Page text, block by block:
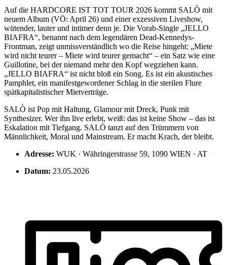
Auf die HARDCORE IST TOT TOUR 2026 kommt SALÒ mit
neuem Album (VÖ: April 26) und einer exzessiven Liveshow,
wütender, lauter und intimer denn je. Die Vorab-Single „JELLO
BIAFRA“, benannt nach dem legendären Dead-Kennedys-
Frontman, zeigt unmissverständlich wo die Reise hingeht: „Miete
wird nicht teurer – Miete wird teurer gemacht“ – ein Satz wie eine
Guillotine, bei der niemand mehr den Kopf wegziehen kann.
„JELLO BIAFRA“ ist nicht bloß ein Song. Es ist ein akustisches
Pamphlet, ein manifestgewordener Schlag in die sterilen Flure
spätkapitalistischer Mietverträge.
SALÒ ist Pop mit Haltung, Glamour mit Dreck, Punk mit
Synthesizer. Wer ihn live erlebt, weiß: das ist keine Show – das ist
Eskalation mit Tiefgang. SALÒ tanzt auf den Trümmern von
Männlichkeit, Moral und Mainstream. Er macht Krach, der bleibt.
Adresse: WUK · Währingerstrasse 59, 1090 WIEN · AT
Datum: 23.05.2026